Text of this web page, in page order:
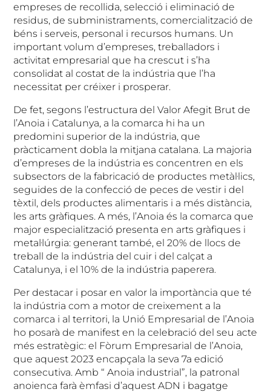
empreses de recollida, selecció i eliminació de
residus, de subministraments, comercialització de
béns i serveis, personal i recursos humans. Un
important volum d’empreses, treballadors i
activitat empresarial que ha crescut i s’ha
consolidat al costat de la indústria que l’ha
necessitat per créixer i prosperar.
De fet, segons l’estructura del Valor Afegit Brut de
l’Anoia i Catalunya, a la comarca hi ha un
predomini superior de la indústria, que
pràcticament dobla la mitjana catalana. La majoria
d’empreses de la indústria es concentren en els
subsectors de la fabricació de productes metàl·lics,
seguides de la confecció de peces de vestir i del
tèxtil, dels productes alimentaris i a més distància,
les arts gràfiques. A més, l’Anoia és la comarca que
major especialització presenta en arts gràfiques i
metal·lúrgia: generant també, el 20% de llocs de
treball de la indústria del cuir i del calçat a
Catalunya, i el 10% de la indústria paperera.
Per destacar i posar en valor la importància que té
la indústria com a motor de creixement a la
comarca i al territori, la Unió Empresarial de l’Anoia
ho posarà de manifest en la celebració del seu acte
més estratègic: el Fòrum Empresarial de l’Anoia,
que aquest 2023 encapçala la seva 7a edició
consecutiva. Amb “ Anoia industrial”, la patronal
anoienca farà èmfasi d’aquest ADN i bagatge